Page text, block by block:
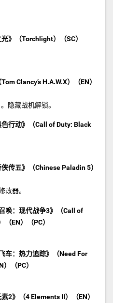
》（Torchlight）（SC）
Clancy’s H.A.W.X）（EN）
隐藏战机解锁。
行动》（Call of Duty: Black
传五》（Chinese Paladin 5）
改器。
唤：现代战争3》（Call of
EN）（PC）
车：热力追踪》（Need For
（PC）
2》（4 Elements II）（EN）